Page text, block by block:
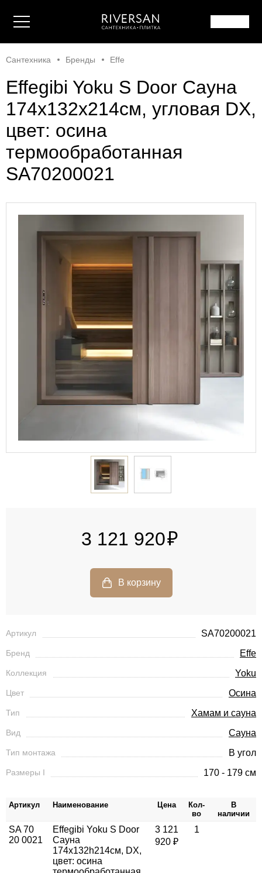
Сантехника Бренды Effe
Effegibi Yoku S Door Сауна
174x132х214см, угловая DX,
цвет: осина
термообработанная
SA70200021
Артикул SA70200021
Бренд Effe
Коллекция Yoku
Цвет Осина
Тип Хамам и сауна
Вид Сауна
Тип монтажа В угол
Размеры I 170 - 179 см
3 121 920
Артикул Наименование Цена
Кол-
во
В
наличии
SA 70
20 0021
Effegibi Yoku S Door
Сауна
174x132h214см, DX,
цвет: осина
3 121
920 ₽
1